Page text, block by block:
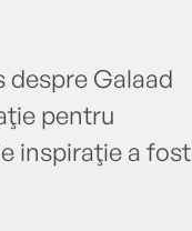
despre Galaad
pentru
inspiraţie a fost